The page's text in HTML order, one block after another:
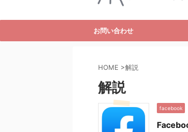
お問い合わせ
HOME >解説
解説
facebook